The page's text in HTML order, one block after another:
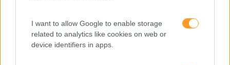
I want to allow Google to enable storage
related to analytics like cookies on web or
device identifiers in apps.
SKOLAE Formação